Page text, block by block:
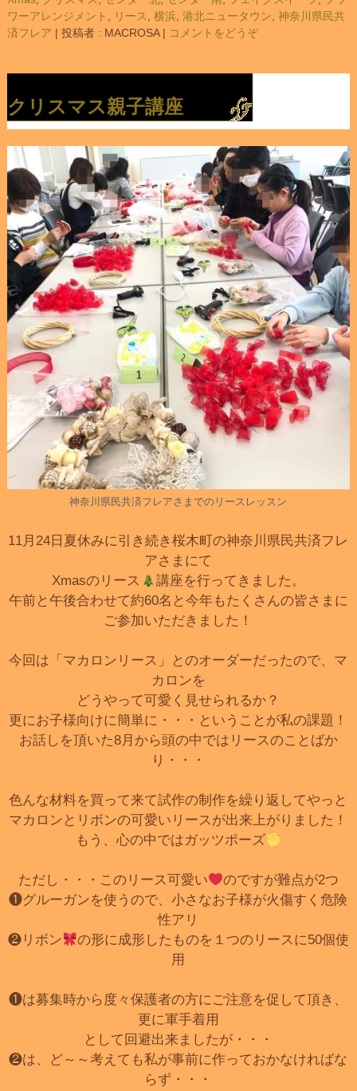
ワーアレンジメント
リース 横浜, 港北ニュータウン 神奈川県民共
済フレア | 投稿者 : MACROSA | コメントをどうぞ
クリスマス親子講座
神奈川県民共済フレアさまでのリースレッスン
11月24日夏休みに引き続き桜木町の神奈川県民共済フレ
アさまにて
Xmasのリース
講座を行ってきました。
午前と午後合わせて約60名と今年もたくさんの皆さまに
ご参加いただきました！
今回は「マカロンリース」とのオーダーだったので、マ
カロンを
どうやって可愛く見せられるか？
更にお子様向けに簡単に・・・ということが私の課題！
お話しを頂いた8月から頭の中ではリースのことばか
り・・・
色んな材料を買って来て試作の制作を繰り返してやっと
マカロンとリボンの可愛いリースが出来上がりました！
もう、心の中ではガッツポーズ
ただし・・・このリース可愛い
のですが難点が2つ
❶グルーガンを使うので、小さなお子様が火傷すく危険
性アリ
❷リボン
の形に成形したものを１つのリースに50個使
用
❶は募集時から度々保護者の方にご注意を促して頂き、
更に軍手着用
として回避出来ましたが・・・
❷は、ど～～考えても私が事前に作っておかなければな
らず・・・